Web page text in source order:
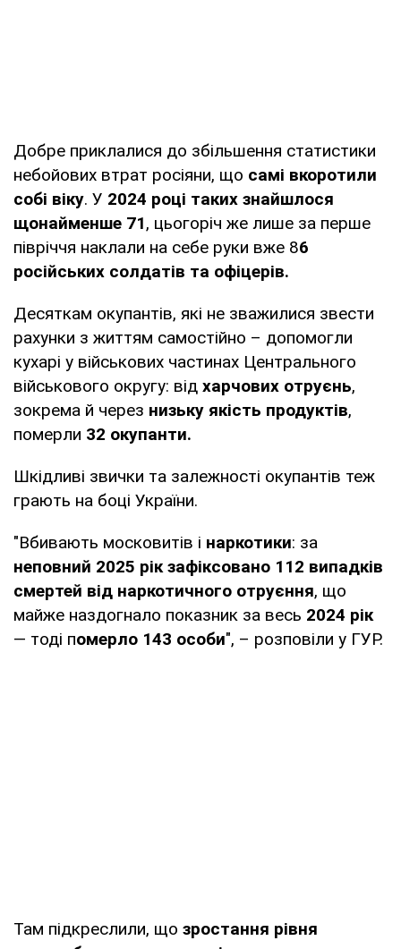
Добре приклалися до збільшення статистики
небойових втрат росіяни, що самі вкоротили
собі віку. У 2024 році таких знайшлося
щонайменше 71, цьогоріч же лише за перше
півріччя наклали на себе руки вже 86
російських солдатів та офіцерів.
Десяткам окупантів, які не зважилися звести
рахунки з життям самостійно – допомогли
кухарі у військових частинах Центрального
військового округу: від харчових отруєнь,
зокрема й через низьку якість продуктів,
померли 32 окупанти.
Шкідливі звички та залежності окупантів теж
грають на боці України.
"Вбивають московитів і наркотики: за
неповний 2025 рік зафіксовано 112 випадків
смертей від наркотичного отруєння, що
майже наздогнало показник за весь 2024 рік
— тоді померло 143 особи", – розповіли у ГУР.
Там підкреслили, що зростання рівня